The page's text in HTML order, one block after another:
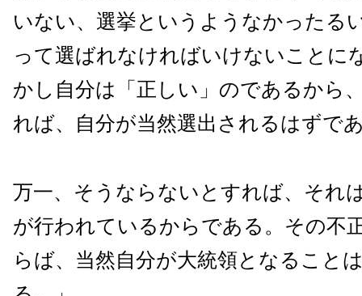
いない、選挙というようなかったる
って選ばれなければいけないことに
かし自分は「正しい」のであるから
れば、自分が当然選出されるはずで
万一、そうならないとすれば、それ
が行われているからである。その不
らば、当然自分が大統領となること